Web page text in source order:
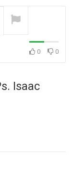
Masa Lalu
(Bpk. Stevanus)
0 0
Isaac